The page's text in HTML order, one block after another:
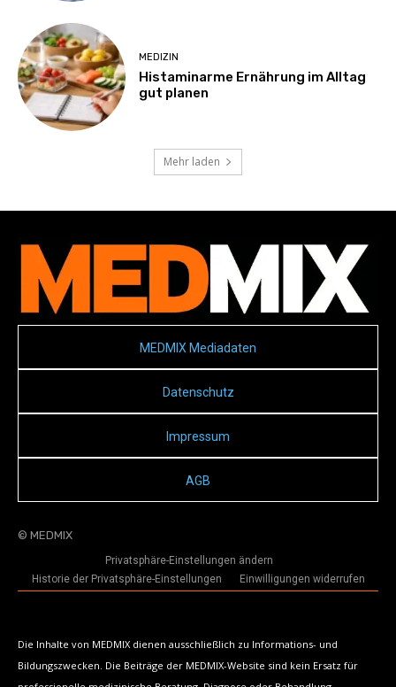
MEDIZIN
Histaminarme Ernährung im Alltag
gut planen
Mehr laden
MEDMIX Mediadaten
Datenschutz
Impressum
AGB
© MEDMIX
Privatsphäre-Einstellungen ändern
Historie der Privatsphäre-Einstellungen
Einwilligungen widerrufen
Die Inhalte von MEDMIX dienen ausschließlich zu Informations- und
Bildungszwecken. Die Beiträge der MEDMIX-Website sind kein Ersatz für